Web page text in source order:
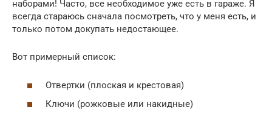
наборами! Часто, все необходимое уже есть в гараже. Я
всегда стараюсь сначала посмотреть, что у меня есть, и
только потом докупать недостающее.
Вот примерный список:
Отвертки (плоская и крестовая)
Ключи (рожковые или накидные)